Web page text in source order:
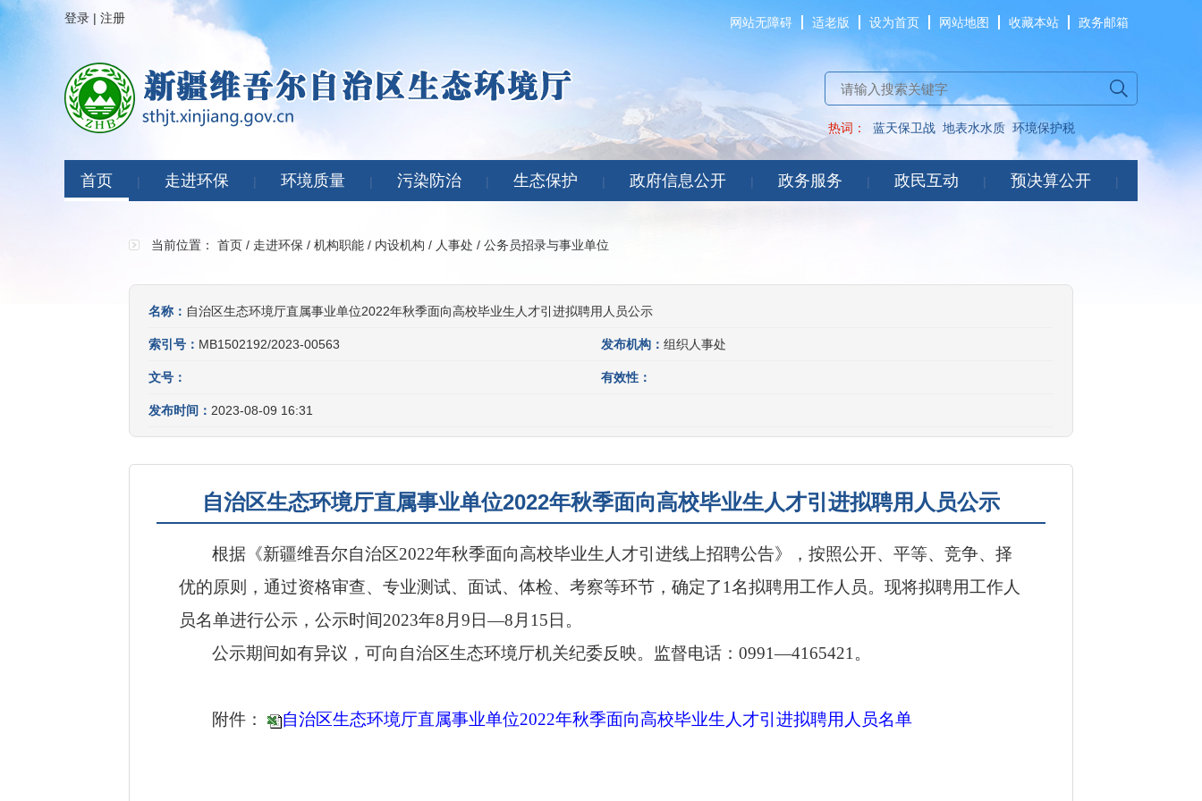
登录 | 注册 网站无障碍 适老版 设为首页 网站地图 收藏本站 政务邮箱
热词： 蓝天保卫战 地表水水质 环境保护税
首页 | 走进环保 | 环境质量 | 污染防治 | 生态保护 | 政府信息公开 | 政务服务 | 政民互动 | 预决算公开 |
当前位置： 首页 / 走进环保 / 机构职能 / 内设机构 / 人事处 / 公务员招录与事业单位
名称： 自治区生态环境厅直属事业单位2022年秋季面向高校毕业生人才引进拟聘用人员公示
索引号： MB1502192/2023-00563 发布机构： 组织人事处
文号： 有效性：
发布时间： 2023-08-09 16:31
自治区生态环境厅直属事业单位2022年秋季面向高校毕业生人才引进拟聘用人员公示
根据《新疆维吾尔自治区2022年秋季面向高校毕业生人才引进线上招聘公告》，按照公开、平等、竞争、择
优的原则，通过资格审查、专业测试、面试、体检、考察等环节，确定了1名拟聘用工作人员。现将拟聘用工作人
员名单进行公示，公示时间2023年8 月 9 日—8 月 15 日。
公示期间如有异议，可向自治区生态环境厅机关纪委反映。监督电话：0991—4165421。
附件： 自治区生态环境厅直属事业单位2022年秋季面向高校毕业生人才引进拟聘用人员名单